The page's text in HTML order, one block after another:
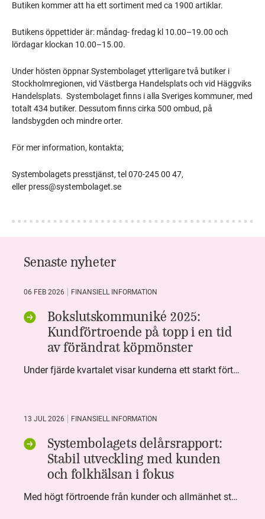
Butiken kommer att ha ett sortiment med ca 1900 artiklar.
Butikens öppettider är: måndag- fredag kl 10.00–19.00 och
lördagar klockan 10.00–15.00.
Under hösten öppnar Systembolaget ytterligare två butiker i
Stockholmregionen, vid Västberga Handelsplats och vid Häggviks
Handelsplats. Systembolaget finns i alla Sveriges kommuner, med
totalt 434 butiker. Dessutom finns cirka 500 ombud, på
landsbygden och mindre orter.
För mer information, kontakta;
Systembolagets presstjänst, tel 070-245 00 47,
eller press@systembolaget.se
Senaste nyheter
06 FEB 2026 FINANSIELL INFORMATION
Bokslutskommuniké 2025:
Kundförtroende på topp i en tid
av förändrat köpmönster
Under fjärde kvartalet visar kunderna ett starkt förtroende för Systembolaget. Nöjd Kund Index (NKI) når en ny rekordnivå och bidrar till att även helåret avslutar starkt. Arbetet med ansvarsfull försäljning ger tydliga resultat där ålderskontroller når sina högsta nivåer någonsin. Samtidigt fortsätter kundernas val att förändras. Allt fler väljer öl och drycker med lägre alkoholhalt. Vi ser också en lägre försäljningsvolym under kvartalet, en utveckling som ligger i linje med den långsiktiga minskningen i alkoholkonsumtionen i Sverige. De officiella konsumtionssiffrorna från CAN för 2025 kommer först under våren men försäljningssiffrorna pekar åt samma håll.
13 JUL 2026 FINANSIELL INFORMATION
Systembolagets delårsrapport:
Stabil utveckling med kunden
och folkhälsan i fokus
Med högt förtroende från kunder och allmänhet står Systembolaget stabilt i samhällsuppdraget. Under kvartalet togs flera steg inom folkhälsa, kundnytta och minskad klimatpåverkan. Nettoomsättningen var i nivå med föregående år och effektiviseringar av verksamheten möjliggjorde fortsatt anpassning för att möta nya behov.